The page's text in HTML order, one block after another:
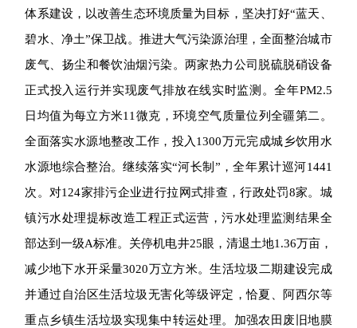
体系建设，以改善生态环境质量为目标，坚决打好“蓝天、
碧水、净土”保卫战。推进大气污染源治理，全面整治城市
废气、扬尘和餐饮油烟污染。两家热力公司脱硫脱硝设备
正式投入运行并实现废气排放在线实时监测。全年PM2.5
日均值为每立方米11微克，环境空气质量位列全疆第二。
全面落实水源地整改工作，投入1300万元完成城乡饮用水
水源地综合整治。继续落实“河长制”，全年累计巡河1441
次。对124家排污企业进行拉网式排查，行政处罚8家。城
镇污水处理提标改造工程正式运营，污水处理监测结果全
部达到一级A标准。关停机电井25眼，清退土地1.36万亩，
减少地下水开采量3020万立方米。生活垃圾二期建设完成
并通过自治区生活垃圾无害化等级评定，恰夏、阿西尔等
重点乡镇生活垃圾实现集中转运处理。加强农田废旧地膜